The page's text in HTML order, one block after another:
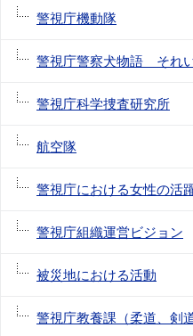
警視庁機動隊
警視庁警察犬物語 それ
警視庁科学捜査研究所
航空隊
警視庁における女性の活
警視庁組織運営ビジョン
被災地における活動
警視庁教養課（柔道、剣